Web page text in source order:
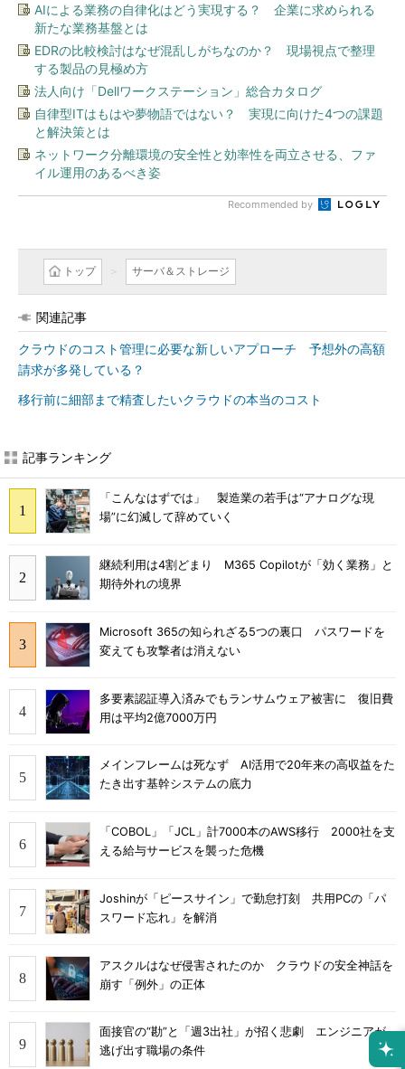
AIによる業務の自律化はどう実現する？ 企業に求められる
新たな業務基盤とは
EDRの比較検討はなぜ混乱しがちなのか？ 現場視点で整理
する製品の見極め方
法人向け「Dellワークステーション」総合カタログ
自律型ITはもはや夢物語ではない？ 実現に向けた4つの課題
と解決策とは
ネットワーク分離環境の安全性と効率性を両立させる、ファ
イル運用のあるべき姿
Recommended by
トップ サーバ＆ストレージ
関連記事
クラウドのコスト管理に必要な新しいアプローチ 予想外の高額
請求が多発している？
移行前に細部まで精査したいクラウドの本当のコスト
記事ランキング
「こんなはずでは」 製造業の若手は“アナログな現
場”に幻滅して辞めていく
継続利用は4割どまり M365 Copilotが「効く業務」と
期待外れの境界
Microsoft 365の知られざる5つの裏口 パスワードを
変えても攻撃者は消えない
多要素認証導入済みでもランサムウェア被害に 復旧費
用は平均2億7000万円
メインフレームは死なず AI活用で20年来の高収益をた
たき出す基幹システムの底力
「COBOL」「JCL」計7000本のAWS移行 2000社を支
える給与サービスを襲った危機
Joshinが「ピースサイン」で勤怠打刻 共用PCの「パ
スワード忘れ」を解消
アスクルはなぜ侵害されたのか クラウドの安全神話を
崩す「例外」の正体
面接官の“勘”と「週3出社」が招く悲劇 エンジニアが
逃げ出す職場の条件